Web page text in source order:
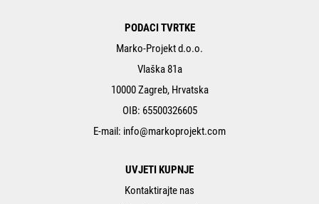
PODACI TVRTKE
Marko-Projekt d.o.o.
Vlaška 81a
10000 Zagreb, Hrvatska
OIB: 65500326605
E-mail: info@markoprojekt.com
UVJETI KUPNJE
Kontaktirajte nas